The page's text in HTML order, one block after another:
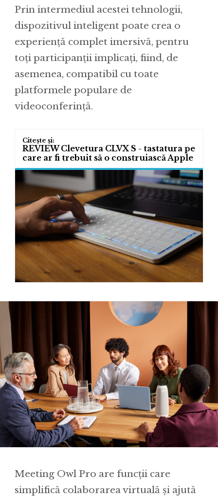
Prin intermediul acestei tehnologii,
dispozitivul inteligent poate crea o
experiență complet imersivă, pentru
toți participanții implicați, fiind, de
asemenea, compatibil cu toate
platformele populare de
videoconferință.
REVIEW Clevetura CLVX S - tastatura pe
care ar fi trebuit să o construiască Apple
Meeting Owl Pro are funcții care
simplifică colaborarea virtuală și ajută